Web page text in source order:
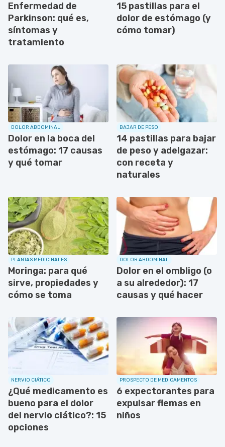
Enfermedad de
Parkinson: qué es,
síntomas y
tratamiento
15 pastillas para el
dolor de estómago (y
cómo tomar)
DOLOR ABDOMINAL
Dolor en la boca del
estómago: 17 causas
y qué tomar
BAJAR DE PESO
14 pastillas para bajar
de peso y adelgazar:
con receta y
naturales
PLANTAS MEDICINALES
Moringa: para qué
sirve, propiedades y
cómo se toma
DOLOR ABDOMINAL
Dolor en el ombligo (o
a su alrededor): 17
causas y qué hacer
NERVIO CIÁTICO
¿Qué medicamento es
bueno para el dolor
del nervio ciático?: 15
opciones
PROSPECTO DE MEDICAMENTOS
6 expectorantes para
expulsar flemas en
niños